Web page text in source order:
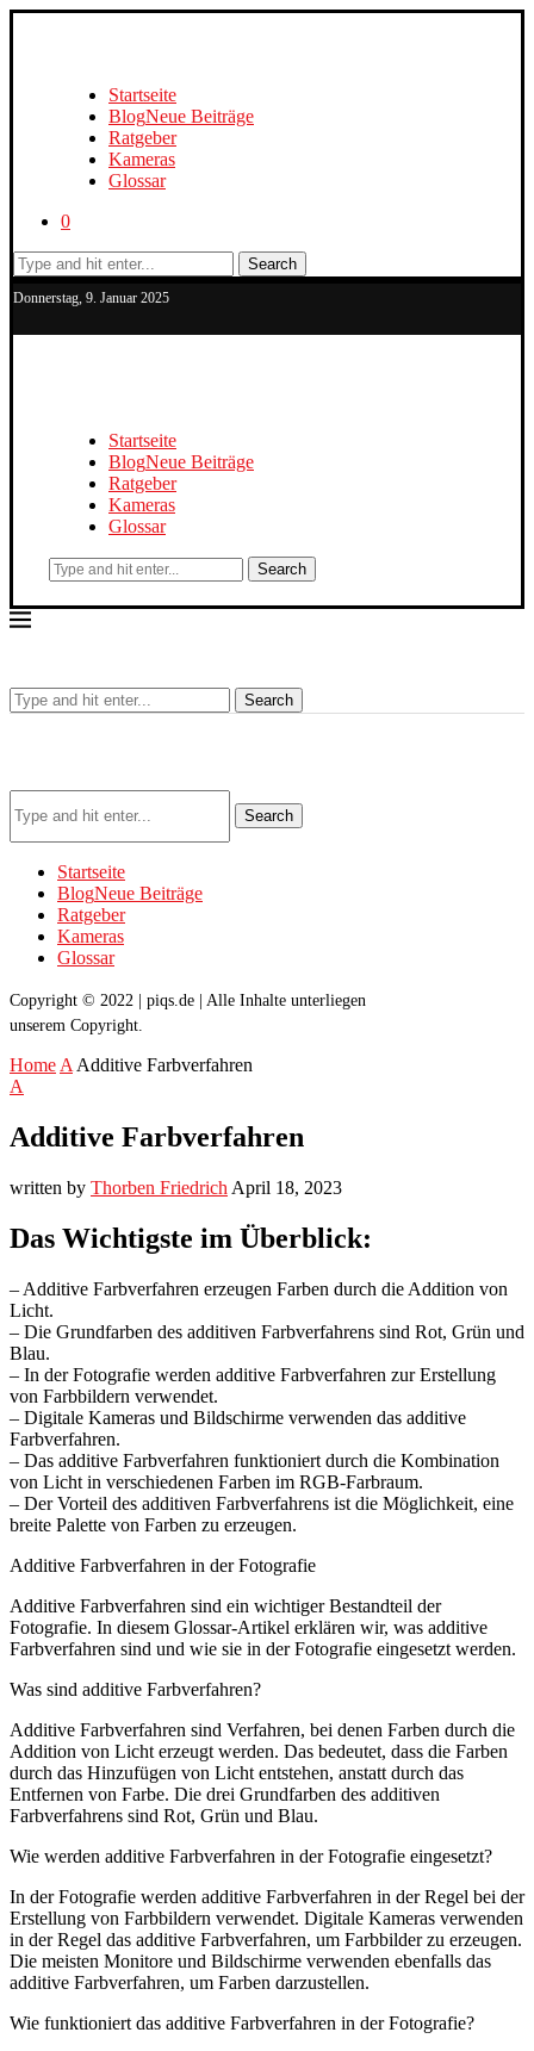
Startseite
BlogNeue Beiträge
Ratgeber
Kameras
Glossar
0
Search
Donnerstag, 9. Januar 2025
Startseite
BlogNeue Beiträge
Ratgeber
Kameras
Glossar
Search
Search
Search
Startseite
BlogNeue Beiträge
Ratgeber
Kameras
Glossar
Copyright © 2022 | piqs.de | Alle Inhalte unterliegen
unserem Copyright.
Home A Additive Farbverfahren
A
Additive Farbverfahren
written by Thorben Friedrich April 18, 2023
Das Wichtigste im Überblick:
– Additive Farbverfahren erzeugen Farben durch die Addition von
Licht.
– Die Grundfarben des additiven Farbverfahrens sind Rot, Grün und
Blau.
– In der Fotografie werden additive Farbverfahren zur Erstellung
von Farbbildern verwendet.
– Digitale Kameras und Bildschirme verwenden das additive
Farbverfahren.
– Das additive Farbverfahren funktioniert durch die Kombination
von Licht in verschiedenen Farben im RGB-Farbraum.
– Der Vorteil des additiven Farbverfahrens ist die Möglichkeit, eine
breite Palette von Farben zu erzeugen.
Additive Farbverfahren in der Fotografie
Additive Farbverfahren sind ein wichtiger Bestandteil der
Fotografie. In diesem Glossar-Artikel erklären wir, was additive
Farbverfahren sind und wie sie in der Fotografie eingesetzt werden.
Was sind additive Farbverfahren?
Additive Farbverfahren sind Verfahren, bei denen Farben durch die
Addition von Licht erzeugt werden. Das bedeutet, dass die Farben
durch das Hinzufügen von Licht entstehen, anstatt durch das
Entfernen von Farbe. Die drei Grundfarben des additiven
Farbverfahrens sind Rot, Grün und Blau.
Wie werden additive Farbverfahren in der Fotografie eingesetzt?
In der Fotografie werden additive Farbverfahren in der Regel bei der
Erstellung von Farbbildern verwendet. Digitale Kameras verwenden
in der Regel das additive Farbverfahren, um Farbbilder zu erzeugen.
Die meisten Monitore und Bildschirme verwenden ebenfalls das
additive Farbverfahren, um Farben darzustellen.
Wie funktioniert das additive Farbverfahren in der Fotografie?